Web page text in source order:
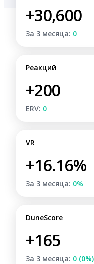
+30,600
За 3 месяца: 0
Реакций
+200
ERV: 0
VR
+16.16%
За 3 месяца: 0%
DuneScore
+165
За 3 месяца: 0 (0%)